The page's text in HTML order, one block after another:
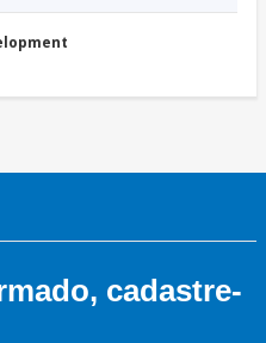
cadastre-